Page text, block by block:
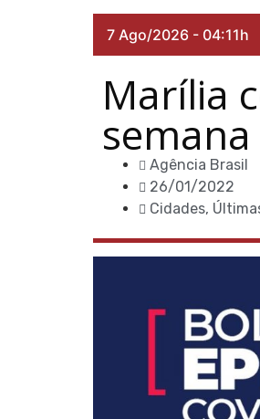
7 Ago/2026 - 04:11h
Marília
Agência Brasil
26/01/2022
Cidades,